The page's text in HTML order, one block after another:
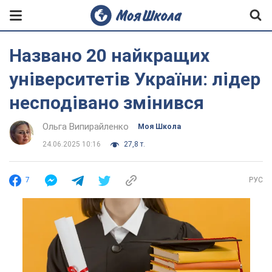
Названо 20 найкращих
університетів України: лідер
несподівано змінився
Ольга Випирайленко Моя Школа
24.06.2025 10:16 27,8 т.
7 РУС